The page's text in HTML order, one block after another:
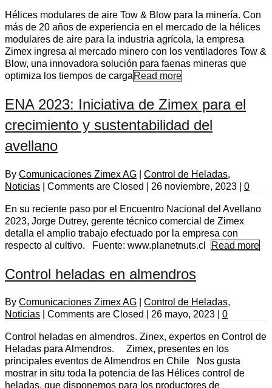
Hélices modulares de aire Tow & Blow para la minería. Con
más de 20 años de experiencia en el mercado de la hélices
modulares de aire para la industria agrícola, la empresa
Zimex ingresa al mercado minero con los ventiladores Tow &
Blow, una innovadora solución para faenas mineras que
optimiza los tiempos de carga Read more
ENA 2023: Iniciativa de Zimex para el
crecimiento y sustentabilidad del
avellano
By Comunicaciones Zimex AG Control de Heladas,
Noticias
Comments are Closed 26 noviembre, 2023 0
En su reciente paso por el Encuentro Nacional del Avellano
2023, Jorge Dutrey, gerente técnico comercial de Zimex
detalla el amplio trabajo efectuado por la empresa con
respecto al cultivo. Fuente: www.planetnuts.cl
Read more
Control heladas en almendros
By Comunicaciones Zimex AG Control de Heladas,
Noticias
Comments are Closed 26 mayo, 2023 0
Control heladas en almendros. Zinex, expertos en Control de
Heladas para Almendros. Zimex, presentes en los
principales eventos de Almendros en Chile Nos gusta
mostrar in situ toda la potencia de las Hélices control de
heladas, que disponemos para los productores de